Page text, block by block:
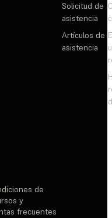
Solicitud de
asistencia
Artículos de
asistencia
de
y
frecuentes